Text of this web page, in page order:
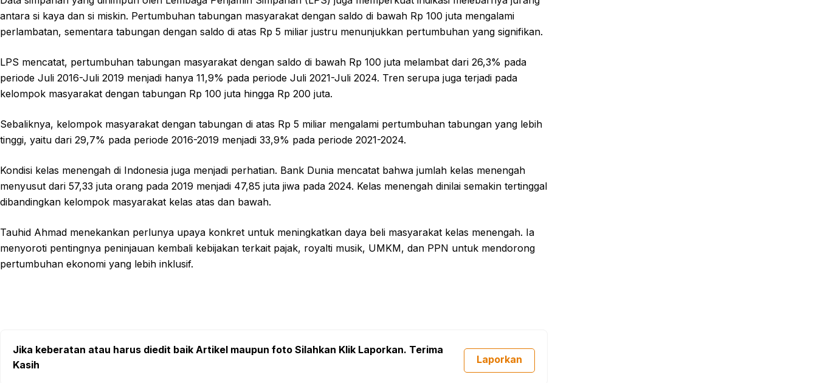
antara si kaya dan si miskin. Pertumbuhan tabungan masyarakat dengan saldo di bawah Rp 100 juta mengalami
perlambatan, sementara tabungan dengan saldo di atas Rp 5 miliar justru menunjukkan pertumbuhan yang signifikan.
LPS mencatat, pertumbuhan tabungan masyarakat dengan saldo di bawah Rp 100 juta melambat dari 26,3% pada
periode Juli 2016-Juli 2019 menjadi hanya 11,9% pada periode Juli 2021-Juli 2024. Tren serupa juga terjadi pada
kelompok masyarakat dengan tabungan Rp 100 juta hingga Rp 200 juta.
Sebaliknya, kelompok masyarakat dengan tabungan di atas Rp 5 miliar mengalami pertumbuhan tabungan yang lebih
tinggi, yaitu dari 29,7% pada periode 2016-2019 menjadi 33,9% pada periode 2021-2024.
Kondisi kelas menengah di Indonesia juga menjadi perhatian. Bank Dunia mencatat bahwa jumlah kelas menengah
menyusut dari 57,33 juta orang pada 2019 menjadi 47,85 juta jiwa pada 2024. Kelas menengah dinilai semakin tertinggal
dibandingkan kelompok masyarakat kelas atas dan bawah.
Tauhid Ahmad menekankan perlunya upaya konkret untuk meningkatkan daya beli masyarakat kelas menengah. Ia
menyoroti pentingnya peninjauan kembali kebijakan terkait pajak, royalti musik, UMKM, dan PPN untuk mendorong
pertumbuhan ekonomi yang lebih inklusif.
Jika keberatan atau harus diedit baik Artikel maupun foto Silahkan Klik Laporkan. Terima
Kasih
Laporkan